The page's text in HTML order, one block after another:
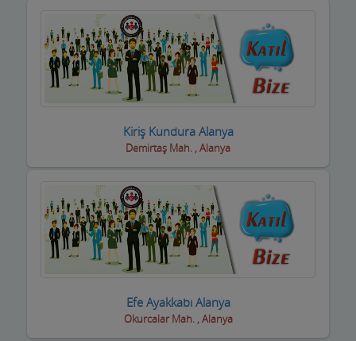
inşaat Malzemeleri
inşaat ve yapı ustaları
internet Cafeler ve Oyun salonları
ithalat ihracat Firmaları
izolasyon Firmaları
Jeneratör Sistemleri
Kahvehane Kıraathane Nargile Cafe
Kargo ve Nakliye Şirketleri
Kiriş Kundura Alanya
Demirtaş Mah. , Alanya
Efe Ayakkabı Alanya
Okurcalar Mah. , Alanya